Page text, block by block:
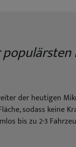
der heutigen
sodass keine
bis zu 2-3